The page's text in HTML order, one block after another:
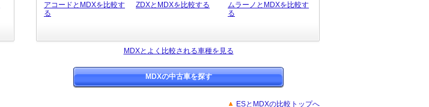
アコードとMDXを比較す
る
ZDXとMDXを比較する
ムラーノとMDXを比較す
る
MDXとよく比較される車種を見る
MDXの中古車を探す
ESとMDXの比較トップへ